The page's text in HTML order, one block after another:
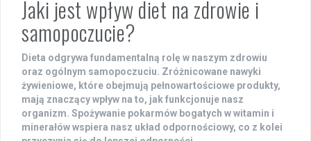
Jaki jest wpływ diet na zdrowie i
samopoczucie?
Dieta odgrywa fundamentalną rolę w naszym zdrowiu
oraz ogólnym samopoczuciu. Zróżnicowane nawyki
żywieniowe, które obejmują pełnowartościowe produkty,
mają znaczący wpływ na to, jak funkcjonuje nasz
organizm. Spożywanie pokarmów bogatych wwitamin i
minerałówwspiera nasz układ odpornościowy, co z kolei